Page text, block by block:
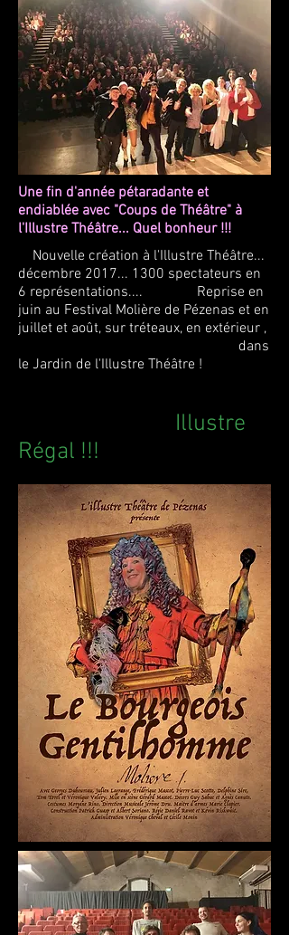
Une fin d'année pétaradante et
endiablée avec "Coups de Théâtre" à
l'Illustre Théâtre... Quel bonheur !!!
Nouvelle création à l'Illustre Théâtre...
décembre 2017... 1300 spectateurs en
6 représentations.... Reprise en
juin au Festival Molière de Pézenas et en
juillet et août, sur tréteaux, en extérieur ,
dans
le Jardin de l'Illustre Théâtre !
Illustre
Régal !!!